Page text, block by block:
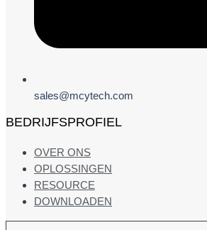
sales@mcytech.com
BEDRIJFSPROFIEL
OVER ONS
OPLOSSINGEN
RESOURCE
DOWNLOADEN